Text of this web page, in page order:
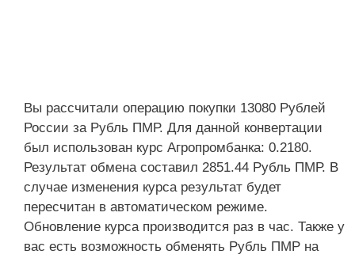
Вы рассчитали операцию покупки 13080 Рублей
России за Рубль ПМР. Для данной конвертации
был использован курс Агропромбанка: 0.2180.
Результат обмена составил 2851.44 Рубль ПМР. В
случае изменения курса результат будет
пересчитан в автоматическом режиме.
Обновление курса производится раз в час. Также у
вас есть возможность обменять Рубль ПМР на